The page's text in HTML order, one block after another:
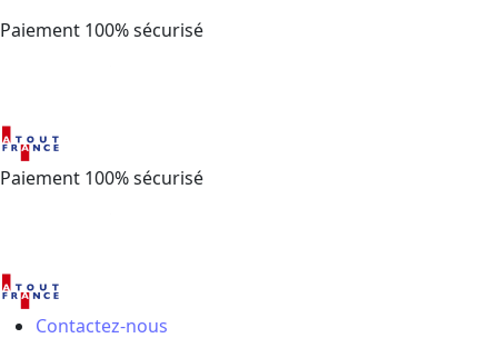
Paiement 100% sécurisé
Paiement 100% sécurisé
Contactez-nous